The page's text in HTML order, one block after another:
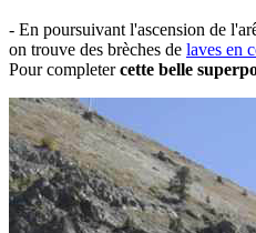
- En poursuivant l'ascension de
on trouve des brèches de laves en
Pour completercette belle